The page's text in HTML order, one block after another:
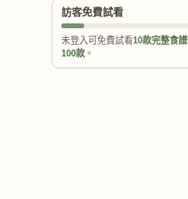
訪客免費試看
未登入可免費試看10款完整食譜
100款 。